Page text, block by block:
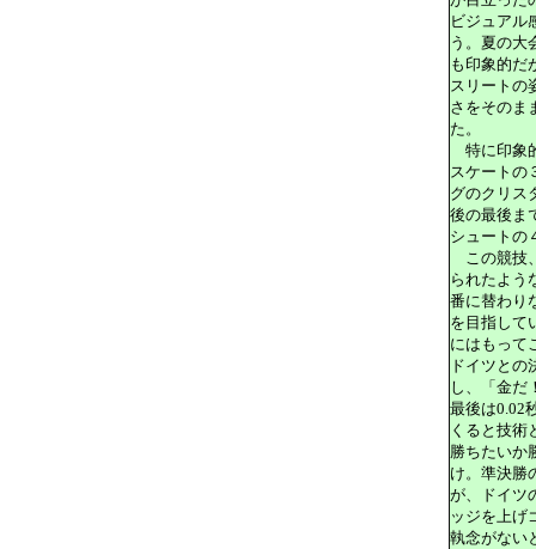
ビジュアル
う。夏の大
も印象的だ
スリートの
さをそのま
た。
特に印象
スケートの
グのクリス
後の最後ま
シュートの
この競技
られたよう
番に替わり
を目指して
にはもって
ドイツとの
し、「金だ
最後は0.02
くると技術
勝ちたいか
け。準決勝
が、ドイツ
ッジを上げ
執念がない